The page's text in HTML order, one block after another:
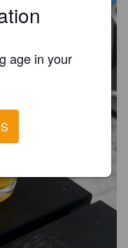
age in your